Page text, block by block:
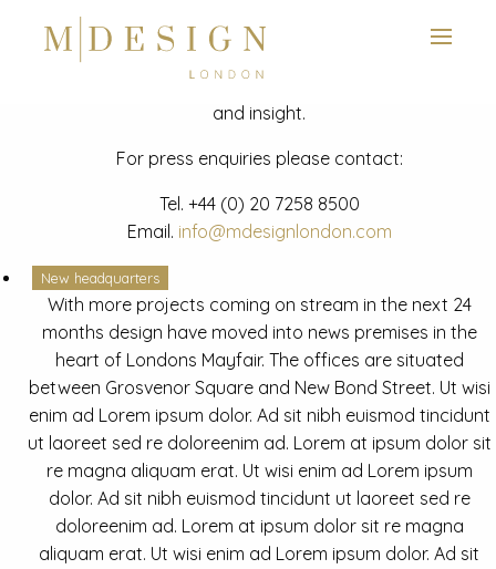
News
Latest mdesign development project and advisory news
and insight.
For press enquiries please contact:
Tel. +44 (0) 20 7258 8500
Email. info@mdesignlondon.com
New headquarters
With more projects coming on stream in the next 24
months design have moved into news premises in the
heart of Londons Mayfair. The offices are situated
between Grosvenor Square and New Bond Street. Ut wisi
enim ad Lorem ipsum dolor. Ad sit nibh euismod tincidunt
ut laoreet sed re doloreenim ad. Lorem at ipsum dolor sit
re magna aliquam erat. Ut wisi enim ad Lorem ipsum
dolor. Ad sit nibh euismod tincidunt ut laoreet sed re
doloreenim ad. Lorem at ipsum dolor sit re magna
aliquam erat. Ut wisi enim ad Lorem ipsum dolor. Ad sit